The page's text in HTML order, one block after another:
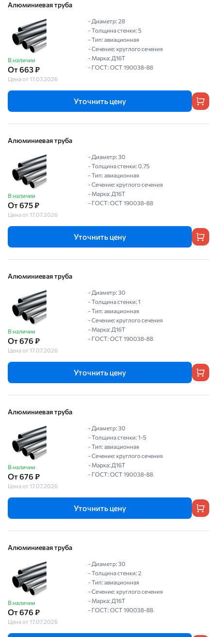
Алюминиевая труба
В наличии
От 663 ₽
Цена от 17.07.2026
- Диаметр: 28
- Толщина стенки: 5
- Тип: авиационная
- Сечение: круглого сечения
- Марка: Д16Т
- ГОСТ: ОСТ 190038-88
Уточнить цену
Алюминиевая труба
В наличии
От 675 ₽
Цена от 17.07.2026
- Диаметр: 30
- Толщина стенки: 0.75
- Тип: авиационная
- Сечение: круглого сечения
- Марка: Д16Т
- ГОСТ: ОСТ 190038-88
Уточнить цену
Алюминиевая труба
В наличии
От 676 ₽
Цена от 17.07.2026
- Диаметр: 30
- Толщина стенки: 1
- Тип: авиационная
- Сечение: круглого сечения
- Марка: Д16Т
- ГОСТ: ОСТ 190038-88
Уточнить цену
Алюминиевая труба
В наличии
От 676 ₽
Цена от 17.07.2026
- Диаметр: 30
- Толщина стенки: 1-5
- Тип: авиационная
- Сечение: круглого сечения
- Марка: Д16Т
- ГОСТ: ОСТ 190038-88
Уточнить цену
Алюминиевая труба
В наличии
От 676 ₽
Цена от 17.07.2026
- Диаметр: 30
- Толщина стенки: 2
- Тип: авиационная
- Сечение: круглого сечения
- Марка: Д16Т
- ГОСТ: ОСТ 190038-88